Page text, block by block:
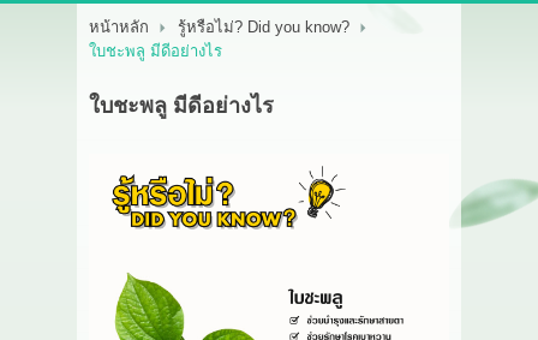
สินค้าที่สนใจ( 0 )
หน้าหลัก
OEM HUB
GREEN HOUSE
หน้าหลัก
รู้หรือไม่? Did you know?
ใบชะพลู มีดีอย่างไร
ใบชะพลู มีดีอย่างไร